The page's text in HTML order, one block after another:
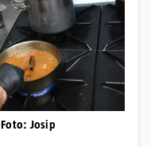
Foto: Josip